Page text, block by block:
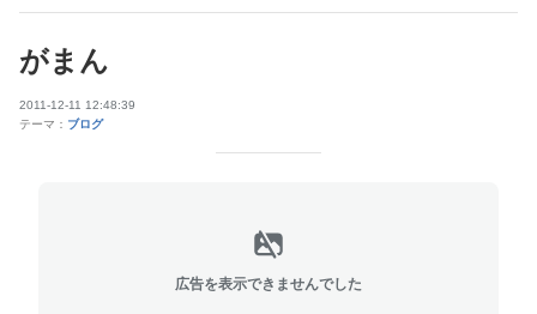
がまん
2011-12-11 12:48:39
テーマ： ブログ
広告を表示できませんでした